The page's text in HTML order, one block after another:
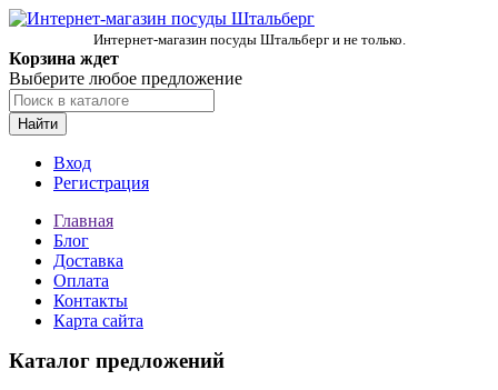
Интернет-магазин посуды Штальберг и не только.
Корзина ждет
Выберите любое предложение
Найти
Вход
Регистрация
Главная
Блог
Доставка
Оплата
Контакты
Карта сайта
Каталог предложений